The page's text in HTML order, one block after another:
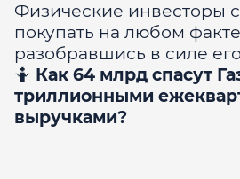
Физические инвесторы
покупать на любом
разобравшись в силе
🤷‍ Как 64 млрд спасут
триллионными
выручками?